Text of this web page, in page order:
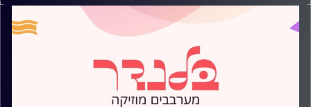
קרדיט תמונות:
AudioVersity